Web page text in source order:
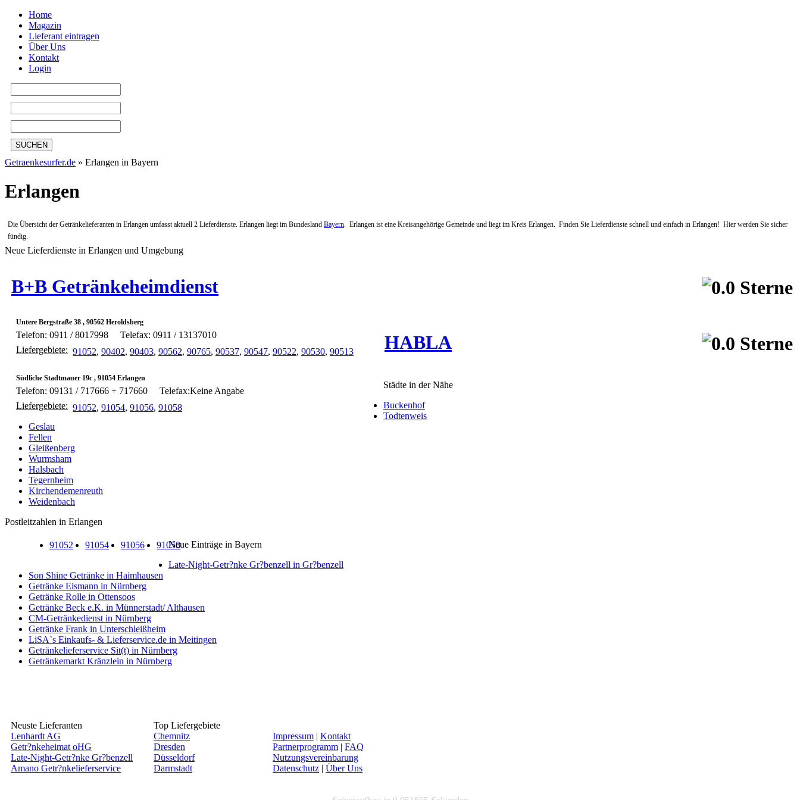
Home
Magazin
Lieferant eintragen
Über Uns
Kontakt
Login
SUCHEN
Getraenkesurfer.de » Erlangen in Bayern
Erlangen
Die Übersicht der Getränkelieferanten in Erlangen umfasst aktuell 2 Lieferdienste. Erlangen liegt im Bundesland Bayern. Erlangen ist eine Kreisangehörige Gemeinde und liegt im Kreis Erlangen. Finden Sie Lieferdienste schnell und einfach in Erlangen! Hier werden Sie sicher
fündig.
Neue Lieferdienste in Erlangen und Umgebung
B+B Getränkeheimdienst
Untere Bergstraße 38 , 90562 Heroldsberg
Telefon: 0911 / 8017998
Telefax: 0911 / 13137010
Liefergebiete: 91052, 90402, 90403, 90562, 90765, 90537, 90547, 90522, 90530, 90513 HABLA
Südliche Stadtmauer 19c , 91054 Erlangen
Telefon: 09131 / 717666 + 717660
Telefax:Keine Angabe
Liefergebiete: 91052, 91054, 91056, 91058
Städte in der Nähe
Buckenhof
Todtenweis
Geslau
Fellen
Gleißenberg
Wurmsham
Halsbach
Tegernheim
Kirchendemenreuth
Weidenbach
Postleitzahlen in Erlangen
91052 91054 91056 91058Neue Einträge in Bayern
Late-Night-Getr?nke Gr?benzell in Gr?benzell
Son Shine Getränke in Haimhausen
Getränke Eismann in Nürnberg
Getränke Rolle in Ottensoos
Getränke Beck e.K. in Münnerstadt/ Althausen
CM-Getränkedienst in Nürnberg
Getränke Frank in Unterschleißheim
LiSA`s Einkaufs- & Lieferservice.de in Meitingen
Getränkelieferservice Sit(t) in Nürnberg
Getränkemarkt Kränzlein in Nürnberg
Neuste Lieferanten
Lenhardt AG
Getr?nkeheimat oHG
Late-Night-Getr?nke Gr?benzell
Amano Getr?nkelieferservice
Top Liefergebiete
Chemnitz
Dresden
Düsseldorf
Darmstadt
Impressum | Kontakt
Partnerprogramm | FAQ
Nutzungsvereinbarung
Datenschutz | Über Uns